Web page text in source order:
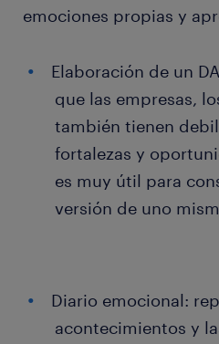
emociones propias y
Elaboración de un
que las empresas,
también tienen
fortalezas y
es muy útil para
versión de uno
Diario emocional:
acontecimientos y